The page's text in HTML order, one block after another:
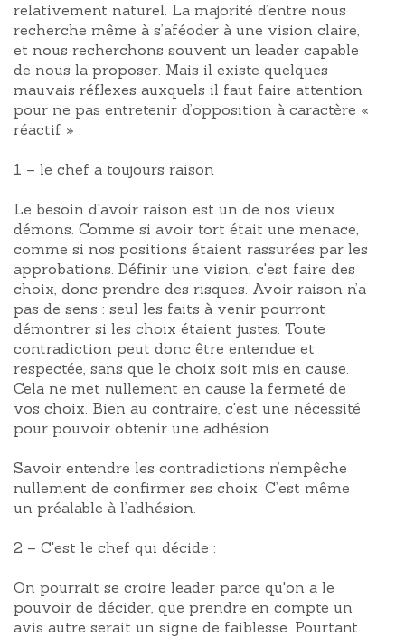
relativement naturel. La majorité d’entre nous
recherche même à s’aféoder à une vision claire,
et nous recherchons souvent un leader capable
de nous la proposer. Mais il existe quelques
mauvais réflexes auxquels il faut faire attention
pour ne pas entretenir d’opposition à caractère «
réactif » :
1 – le chef a toujours raison
Le besoin d'avoir raison est un de nos vieux
démons. Comme si avoir tort était une menace,
comme si nos positions étaient rassurées par les
approbations. Définir une vision, c'est faire des
choix, donc prendre des risques. Avoir raison n’a
pas de sens : seul les faits à venir pourront
démontrer si les choix étaient justes. Toute
contradiction peut donc être entendue et
respectée, sans que le choix soit mis en cause.
Cela ne met nullement en cause la fermeté de
vos choix. Bien au contraire, c'est une nécessité
pour pouvoir obtenir une adhésion.
Savoir entendre les contradictions n’empêche
nullement de confirmer ses choix. C’est même
un préalable à l’adhésion.
2 – C'est le chef qui décide :
On pourrait se croire leader parce qu'on a le
pouvoir de décider, que prendre en compte un
avis autre serait un signe de faiblesse. Pourtant